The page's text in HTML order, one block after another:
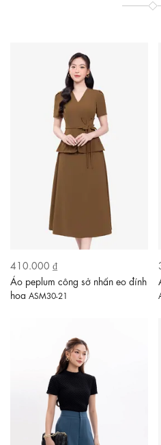
410.000 ₫
Áo peplum công sở nhấn eo đính
hoa ASM30-21